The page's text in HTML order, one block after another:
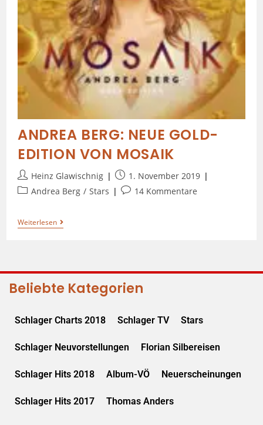
ANDREA BERG: NEUE GOLD-
EDITION VON MOSAIK
Heinz Glawischnig
1. November 2019
Andrea Berg / Stars 14 Kommentare
Weiterlesen
Beliebte Kategorien
Schlager Charts 2018 Schlager TV Stars
Schlager Neuvorstellungen Florian Silbereisen
Schlager Hits 2018 Album-VÖ Neuerscheinungen
Schlager Hits 2017 Thomas Anders